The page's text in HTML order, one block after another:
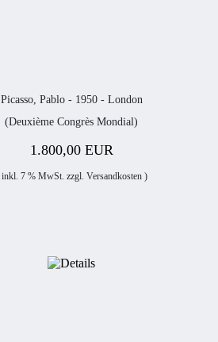
Picasso, Pablo - 1950 - London
(Deuxième Congrès Mondial)
1.800,00 EUR
7 % MwSt. zzgl. Versandkosten)